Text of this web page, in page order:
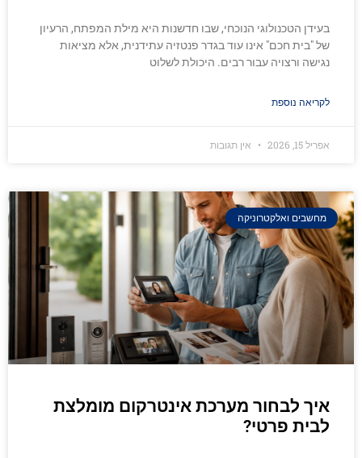
בעידן הטכנולוגי הנוכחי, שבו חדשנות היא מילת המפתח, הרעיון
של "בית חכם" אינו עוד בגדר פנטזיה עתידנית, אלא מציאות
נגישה ורצויה עבור רבים. היכולת לשלוט
לקריאה נוספת
אפריל 15, 2026 אין תגובות
מחשבים ואלקטרוניקה
איך לבחור מערכת אינטרקום מומלצת
לבית פרטי?